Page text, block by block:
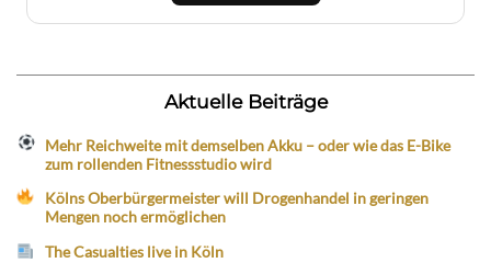
Aktuelle Beiträge
Mehr Reichweite mit demselben Akku – oder wie das E-Bike
zum rollenden Fitnessstudio wird
Kölns Oberbürgermeister will Drogenhandel in geringen
Mengen noch ermöglichen
The Casualties live in Köln